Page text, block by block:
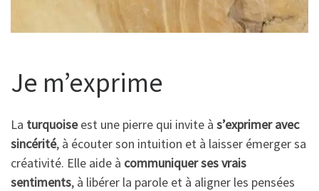
Je m’exprime
La turquoiseest une pierre qui invite à s’exprimer avec
sincérité, à écouter son intuition et à laisser émerger sa
créativité. Elle aide à communiquer ses vrais
sentiments, à libérer la parole et à aligner les pensées